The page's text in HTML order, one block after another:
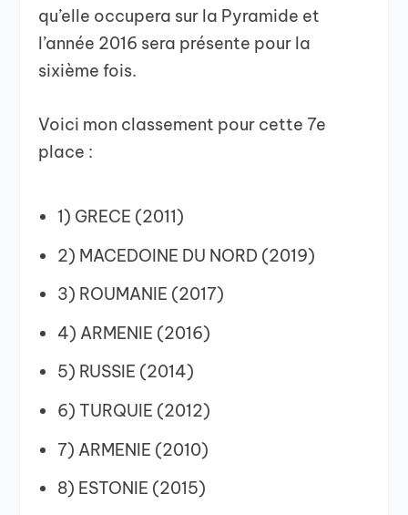
qu’elle occupera sur la Pyramide et
l’année 2016 sera présente pour la
sixième fois.
Voici mon classement pour cette 7e
place :
1) GRECE (2011)
2) MACEDOINE DU NORD (2019)
3) ROUMANIE (2017)
4) ARMENIE (2016)
5) RUSSIE (2014)
6) TURQUIE (2012)
7) ARMENIE (2010)
8) ESTONIE (2015)